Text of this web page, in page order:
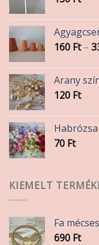
160 Ft –
Arany
120 Ft
70 Ft
KIEMELT
Fa
690 Ft